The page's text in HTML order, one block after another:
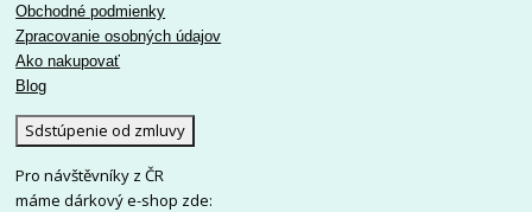
Obchodné podmienky
Zpracovanie osobných údajov
Ako nakupovať
Blog
Sdstúpenie od zmluvy
Pro návštěvníky z ČR
máme dárkový e-shop zde: